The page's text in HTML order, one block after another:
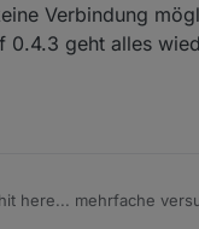
Verbindung
0.4.3 geht alles
here... mehrfache